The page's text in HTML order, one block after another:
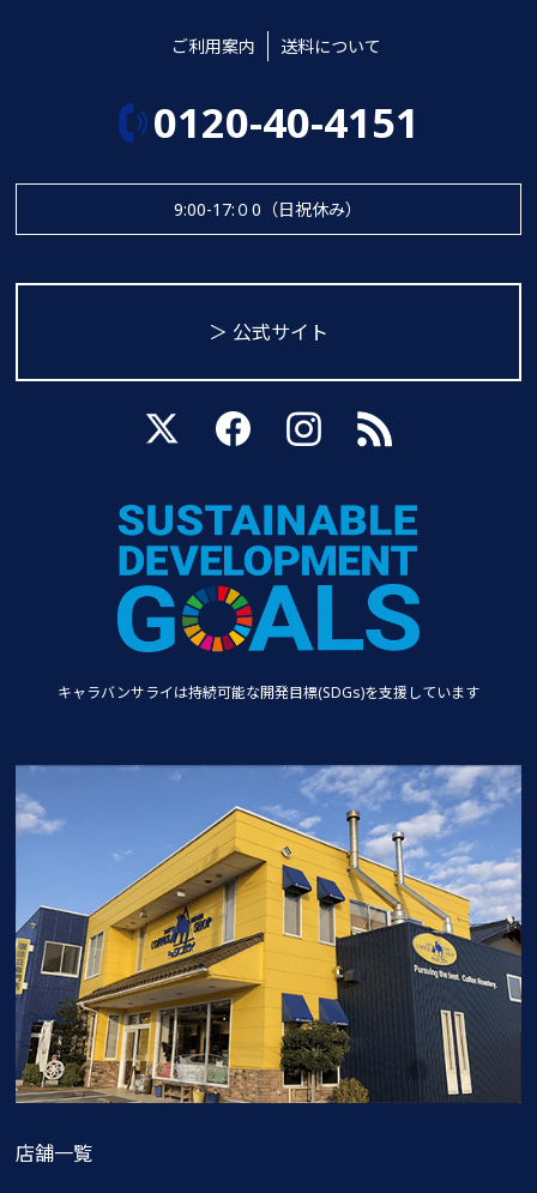
ご利用案内 送料について
0120-40-4151
9:00-17:０0（日祝休み）
＞ 公式サイト
キャラバンサライは持続可能な開発目標(SDGs)を支援しています
店舗一覧